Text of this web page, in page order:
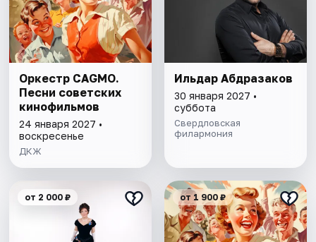
Оркестр CAGMO.
Песни советских
кинофильмов
24 января 2027 •
воскресенье
ДКЖ
Ильдар Абдразаков
30 января 2027 •
суббота
Свердловская
филармония
от 2 000 ₽ от 1 900 ₽